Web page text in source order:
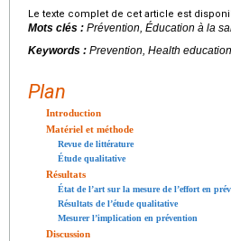
Le texte complet de cet article est
Mots clés : Prévention, Éducation à la
Keywords : Prevention, Health
Plan
Introduction
Matériel et méthode
Revue de littérature
Étude qualitative
Résultats
État de l’art sur la mesure de l’effort en
Résultats de l’étude qualitative
Mesurer l’implication en prévention
Discussion